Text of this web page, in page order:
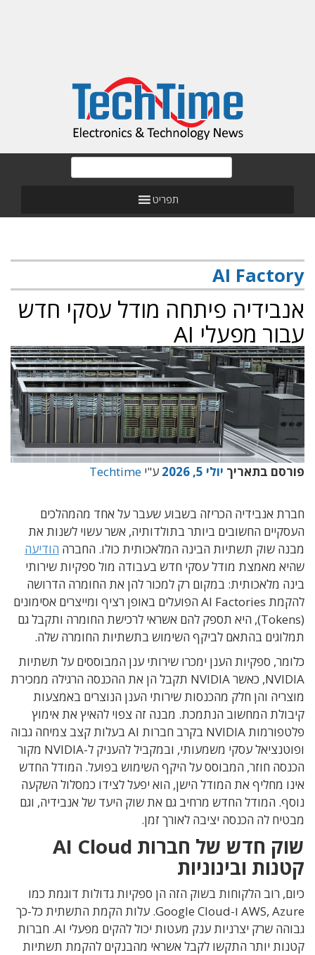
תפריט
AI Factory
אנבידיה פיתחה מודל עסקי חדש
עבור מפעלי AI
פורסם בתאריך יולי 5, 2026 ע"י Techtime
חברת אנבידיה הכריזה בשבוע שעבר על אחד מהמהלכים
העסקיים החשובים ביותר בתולדותיה, אשר עשוי לשנות את
מבנה שוק תשתיות הבינה המלאכותית כולו. החברה הודיעה
שהיא מאמצת מודל עסקי חדש בעבודה מול ספקיות שירותי
בינה מלאכותית: במקום רק למכור להן את החומרה הדרושה
להקמת AI Factories הפועלים באופן רציף ומייצרים אסימונים
(Tokens), היא תספק להם אשראי לרכישת החומרה ותקבל גם
תמלוגים בהתאם לביקף השימוש בתשתיות החומרה שלה.
כלומר, ספקיות הענן ימכרו שירותי ענן המבוססים על תשתיות
NVIDIA, כאשר NVIDIA תקבל הן את ההכנסה הרגילה ממכירת
מוצריה והן חלק מהכנסות שירותי הענן הנוצרים באמצעות
קיבולת המחשוב הנתמכת. מבנה זה צפוי להאיץ את אימוץ
פלטפורמות NVIDIA בקרב חברות AI בעלות קצב צמיחה גבוה
ופוטנציאל עסקי משמעותי, ובמקביל להעניק ל-NVIDIA מקור
הכנסה חוזר, המבוסס על היקף השימוש בפועל. המודל החדש
אינו מחליף את המודל הישן, הוא יפעל לצידו כמסלול השקעה
נוסף. המודל החדש מרחיב גם את שוק היעד של אנבידיה, וגם
מבטיח לה הכנסה יציבה לאורך זמן.
שוק חדש של חברות AI Cloud
קטנות ובינוניות
כיום, רוב הלקוחות בשוק הזה הן ספקיות גדולות דוגמת כמו
AWS, Azure ו-Google Cloud. עלות הקמת התשתית כל-כך
גבוהה שרק יצרניות ענק מעטות יכול להקים מפעלי AI. חברות
קטנות יותר התקשו לקבל אשראי מהבנקים להקמת תשתיות